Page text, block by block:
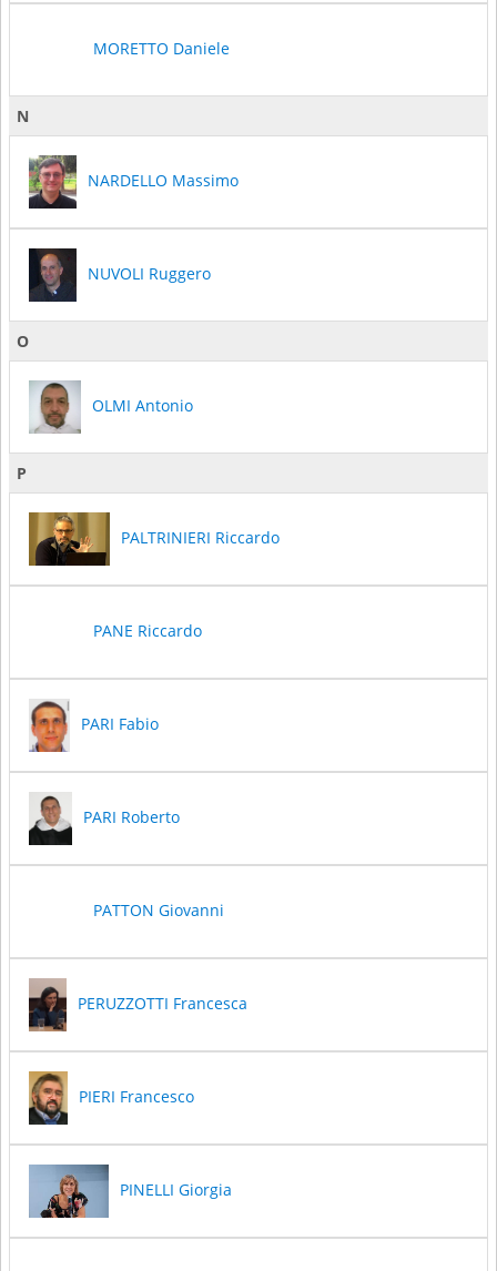
MORETTO Daniele
N
NARDELLO Massimo
NUVOLI Ruggero
O
OLMI Antonio
P
PALTRINIERI Riccardo
PANE Riccardo
PARI Fabio
PARI Roberto
PATTON Giovanni
PERUZZOTTI Francesca
PIERI Francesco
PINELLI Giorgia